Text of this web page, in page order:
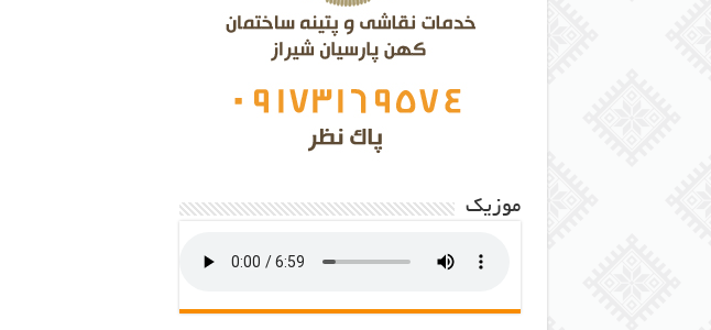
موزیک